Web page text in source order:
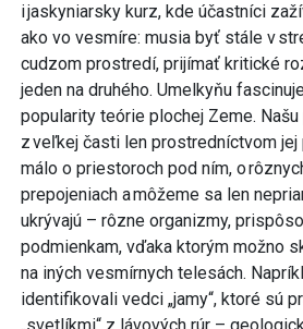
i jaskyniarsky kurz, kde účastníci
ako vo vesmíre: musia byť stále v
cudzom prostredí, prijímať kritické
jeden na druhého. Umelkyňu
popularity teórie plochej Zeme.
z veľkej časti len prostredníctvom
málo o priestoroch pod ním, o
prepojeniach a môžeme sa len
ukrývajú – rôzne organizmy,
podmienkam, vďaka ktorým možno
na iných vesmírnych telesách.
identifikovali vedci „jamy“, ktoré sú